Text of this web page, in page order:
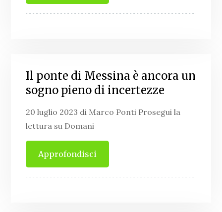
Il ponte di Messina è ancora un
sogno pieno di incertezze
20 luglio 2023 di Marco Ponti Prosegui la
lettura su Domani
Approfondisci